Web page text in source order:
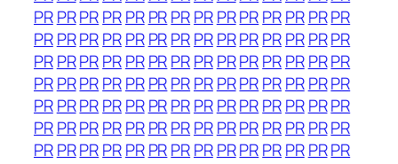
PRPRPRPRPR PRPRPRPRPRPRPR PRPR
PRPRPRPRPR PRPRPRPRPRPRPR PRPR
PRPRPRPRPR PRPRPRPRPRPRPR PRPR
PRPRPRPRPR PRPRPRPRPRPRPR PRPR
PRPRPRPRPR PRPRPRPRPRPRPR PRPR
PRPRPRPRPR PRPRPRPRPRPRPR PRPR
PRPRPRPRPR PRPRPRPRPRPRPR PRPR